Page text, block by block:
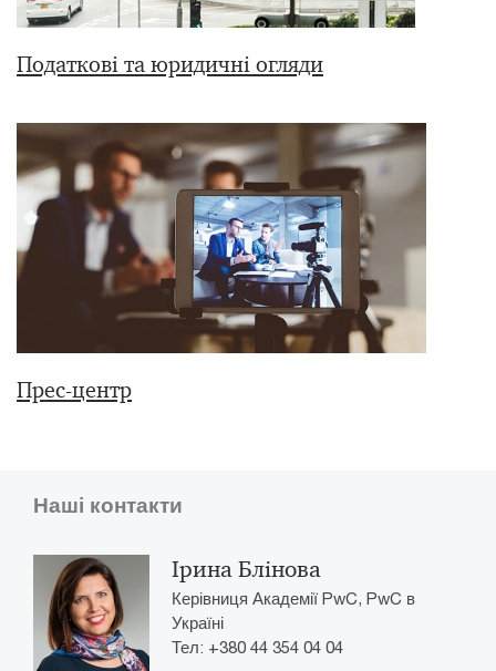
Податкові та юридичні огляди
Прес-центр
Наші контакти
Ірина Блінова
Керівниця Академії PwC, PwC в
Україні
Тел: +380 44 354 04 04